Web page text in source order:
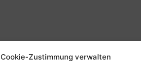
Cookie-Zustimmung verwalten